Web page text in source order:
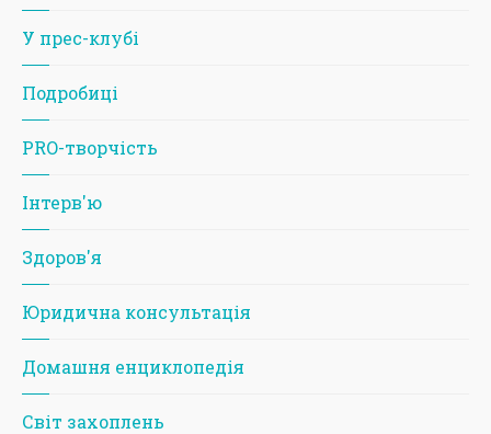
У прес-клубі
Подробиці
PRO-творчість
Iнтерв'ю
Здоров'я
Юридична консультація
Домашня енциклопедія
Світ захоплень